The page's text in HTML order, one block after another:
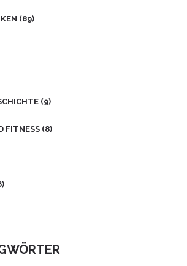
(89)
(9)
FITNESS (8)